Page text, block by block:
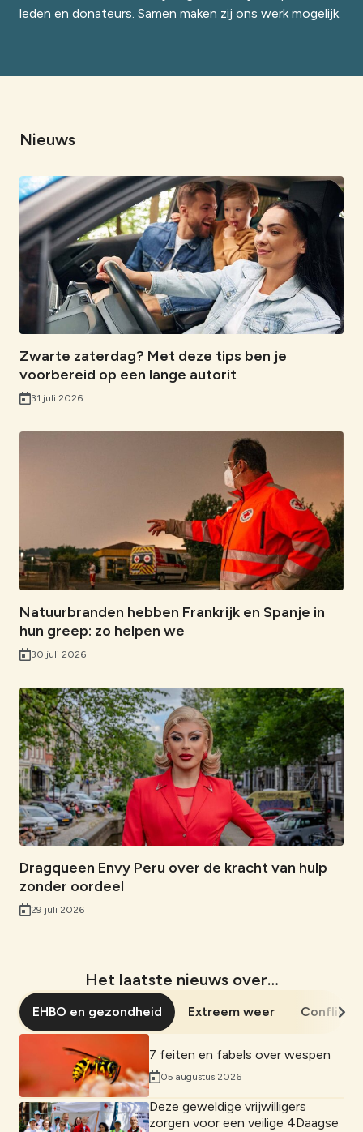
leden en donateurs. Samen maken zij ons werk mogelijk.
Nieuws
Zwarte zaterdag? Met deze tips ben je
voorbereid op een lange autorit
31 juli 2026
Natuurbranden hebben Frankrijk en Spanje in
hun greep: zo helpen we
30 juli 2026
Dragqueen Envy Peru over de kracht van hulp
zonder oordeel
29 juli 2026
Het laatste nieuws over…
EHBO en gezondheid Extreem weer Conflict
7 feiten en fabels over wespen
05 augustus 2026
Deze geweldige vrijwilligers
zorgen voor een veilige 4Daagse